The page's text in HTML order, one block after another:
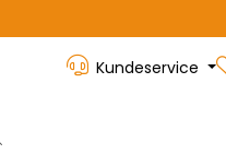
Kundeservice